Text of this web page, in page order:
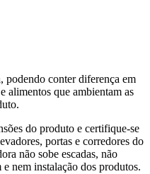
podendo conter diferença em
alimentos que ambientam as
do produto e certifique-se
portas e corredores do
não sobe escadas, não
nem instalação dos produtos.